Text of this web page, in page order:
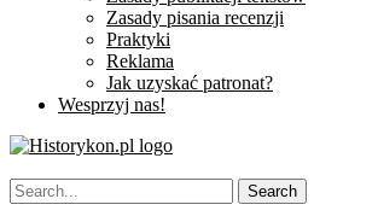
Zasady pisania recenzji
Praktyki
Reklama
Jak uzyskać patronat?
Wesprzyj nas!